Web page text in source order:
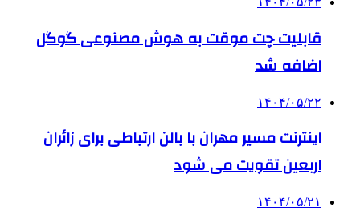
قابلیت چت موقت به هوش مصنوعی گوگل
اضافه شد
۱۴۰۴/۰۵/۲۲
اینترنت مسیر مهران با بالن ارتباطی برای زائران
اربعین تقویت می شود
۱۴۰۴/۰۵/۲۱